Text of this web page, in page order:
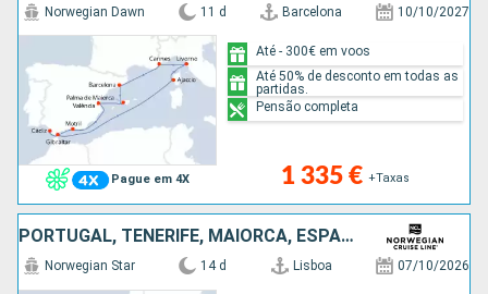
Pague em 4X
Norwegian Dawn 11 d Barcelona 10/10/2027
1 335 € +Taxas
Até - 300€ em voos
Até 50% de desconto em todas as
partidas.
Pensão completa
PORTUGAL, TENERIFE, MAIORCA, ESPANHA, MARROCOS, GIBRALTAR
Norwegian Star 14 d Lisboa 07/10/2026